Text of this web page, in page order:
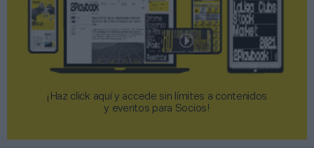
¡Haz click aquí y accede sin límites a contenidos
y eventos para Socios!​​​​​​​